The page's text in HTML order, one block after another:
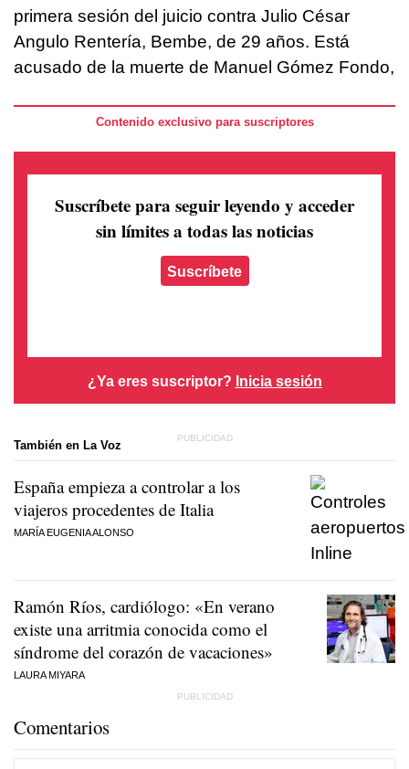
primera sesión del juicio contra Julio César
Angulo Rentería, Bembe, de 29 años. Está
acusado de la muerte de Manuel Gómez Fondo,
Contenido exclusivo para suscriptores
Suscríbete para seguir leyendo y acceder
sin límites a todas las noticias
Suscríbete
¿Ya eres suscriptor? Inicia sesión
También en La Voz
España empieza a controlar a los
viajeros procedentes de Italia
MARÍA EUGENIA ALONSO
Ramón Ríos, cardiólogo: «En verano
existe una arritmia conocida como el
síndrome del corazón de vacaciones»
LAURA MIYARA
Comentarios